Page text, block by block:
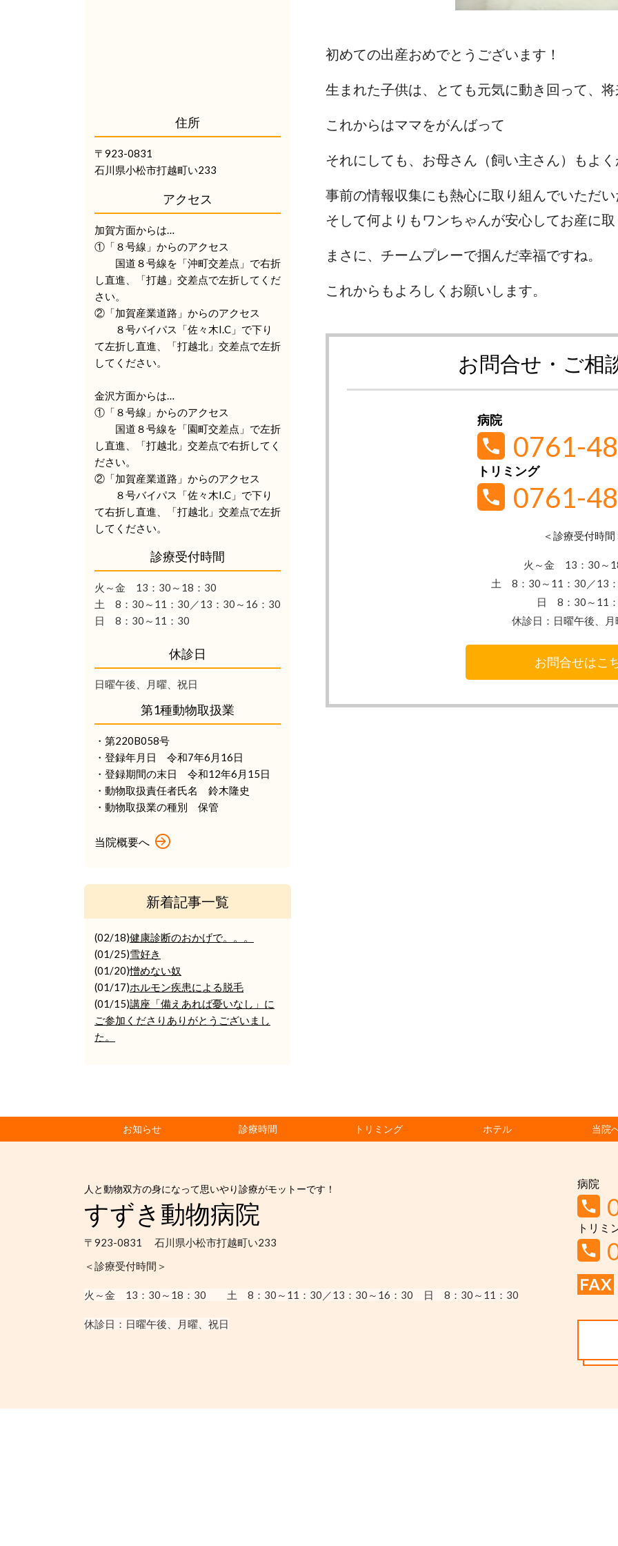
初めての出産おめでとうございます！
生まれた子供は、とても元気に動き回って、将
これからはママをがんばって
それにしても、お母さん（飼い主さん）もよく
事前の情報収集にも熱心に取り組んでいただ
そして何よりもワンちゃんが安心してお産に取
まさに、チームプレーで掴んだ幸福ですね。
これからもよろしくお願いします。
お問合せ・ご相
病院
0761-
トリミング
0761-
＜診療受付時間
火～金 13：30 ～
土 8：30～11：30／13
日 8：30～11
休診日： 日曜午後、月
お問合せはこ
住所
〒923-0831
石川県小松市打越町い233
アクセス
加賀方面からは…
①「８号線」からのアクセス
国道８号線を「沖町交差点」で右折
し直進、「打越」交差点で左折してくだ
さい。
②「加賀産業道路」からのアクセス
８号バイパス「佐々木I.C」で下り
て左折し直進、「打越北」交差点で左折
してください。
金沢方面からは…
①「８号線」からのアクセス
国道８号線を「園町交差点」で左折
し直進、「打越北」交差点で右折してく
ださい。
②「加賀産業道路」からのアクセス
８号バイパス「佐々木I.C」で下り
て右折し直進、「打越北」交差点で左折
してください。
診療受付時間
火～金 13：30 ～18：30
土 8：30～11：30／13：30～16：30
日 8：30～11：30
休診日
日曜午後、月曜、祝日
第1種動物取扱業
・第220B058号
・登録年月日 令和7年6月16日
・登録期間の末日 令和12年6月15日
・動物取扱責任者氏名 鈴木隆史
・動物取扱業の種別 保管
当院概要へ
新着記事一覧
(02/18)健康診断のおかげで。。。
(01/25)雪好き
(01/20)憎めない奴
(01/17)ホルモン疾患による脱毛
(01/15)講座「備えあれば憂いなし」に
ご参加くださりありがとうございまし
た。
お知らせ 診療時間 トリミング ホテル 当院
人と動物双方の身になって思いやり診療がモットーです！
すずき動物病院
〒923-0831 石川県小松市打越町い233
＜診療受付時間＞
火～金 13：30 ～18：30 土 8：30～11：30／13：30～16：30 日 8：30～11：30
休診日： 日曜午後、月曜、祝日
病院
トリミ